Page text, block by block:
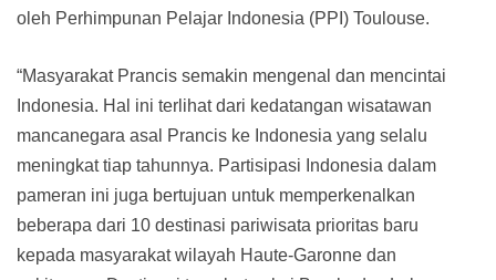
oleh Perhimpunan Pelajar Indonesia (PPI) Toulouse.
“Masyarakat Prancis semakin mengenal dan mencintai
Indonesia. Hal ini terlihat dari kedatangan wisatawan
mancanegara asal Prancis ke Indonesia yang selalu
meningkat tiap tahunnya. Partisipasi Indonesia dalam
pameran ini juga bertujuan untuk memperkenalkan
beberapa dari 10 destinasi pariwisata prioritas baru
kepada masyarakat wilayah Haute-Garonne dan